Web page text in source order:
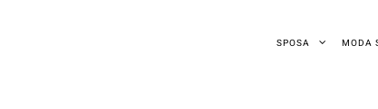
SPOSA MODA